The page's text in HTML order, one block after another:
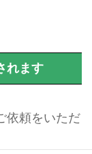
れます
依頼をいただ